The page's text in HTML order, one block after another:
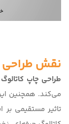
نقش طراحی
طراحی چاپ کاتالوگ
می‌کند. همچنین این
تاثیر مستقیمی